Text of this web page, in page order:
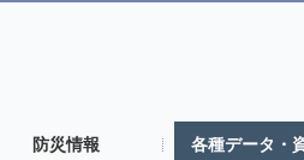
防災情報 各種データ・